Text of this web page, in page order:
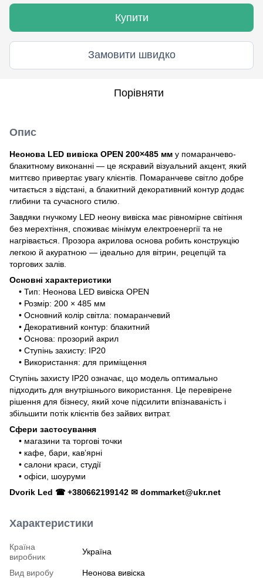
Купити
Замовити швидко
Порівняти
Опис
Неонова LED вивіска OPEN 200×485 мм у помаранчево-
блакитному виконанні — це яскравий візуальний акцент, який
миттєво привертає увагу клієнтів. Помаранчеве світло добре
читається з відстані, а блакитний декоративний контур додає
глибини та сучасного стилю.
Завдяки гнучкому LED неону вивіска має рівномірне світіння
без мерехтіння, споживає мінімум електроенергії та не
нагрівається. Прозора акрилова основа робить конструкцію
легкою й акуратною — ідеально для вітрин, рецепцій та
торгових залів.
Основні характеристики
• Тип: Неонова LED вивіска OPEN
• Розмір: 200 × 485 мм
• Основний колір світла: помаранчевий
• Декоративний контур: блакитний
• Основа: прозорий акрил
• Ступінь захисту: IP20
• Використання: для приміщення
Ступінь захисту IP20 означає, що модель оптимально
підходить для внутрішнього використання. Це перевірене
рішення для бізнесу, який хоче підсилити впізнаваність і
збільшити потік клієнтів без зайвих витрат.
Сфери застосування
• магазини та торгові точки
• кафе, бари, кавʼярні
• салони краси, студії
• офіси, шоуруми
Dvorik Led ☎ +380662199142 ✉ dommarket@ukr.net
Характеристики
Країна
виробник
Україна
Вид виробу
Неонова вивіска